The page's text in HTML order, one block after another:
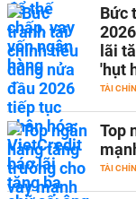
Bức
lãi
'hụt
TÀI
Top
TÀI